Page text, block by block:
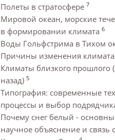
Полеты в стратосфере 7
Мировой океан, морские
в формировании климата 6
Воды Гольфстрима в Тихом
Причины изменения климата
Климаты близкого прошлого
назад) 5
Типография: современные
процессы и выбор
Почему снег белый -
научное объяснение и связь